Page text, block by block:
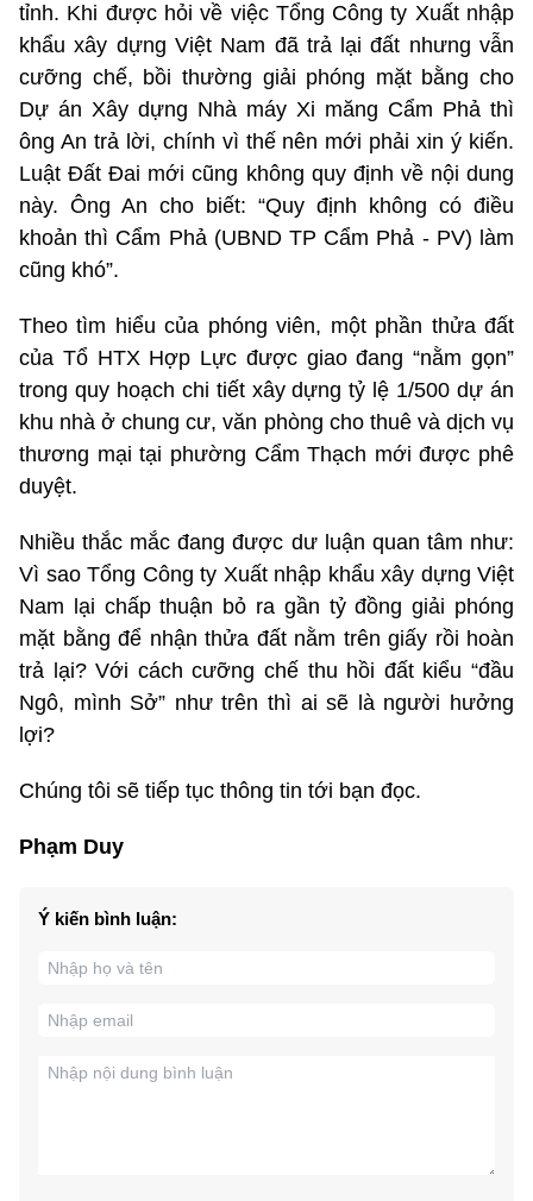
tỉnh. Khi được hỏi về việc Tổng Công ty Xuất nhập
khẩu xây dựng Việt Nam đã trả lại đất nhưng vẫn
cưỡng chế, bồi thường giải phóng mặt bằng cho
Dự án Xây dựng Nhà máy Xi măng Cẩm Phả thì
ông An trả lời, chính vì thế nên mới phải xin ý kiến.
Luật Đất Đai mới cũng không quy định về nội dung
này. Ông An cho biết: “Quy định không có điều
khoản thì Cẩm Phả (UBND TP Cẩm Phả - PV) làm
cũng khó”.
Theo tìm hiểu của phóng viên, một phần thửa đất
của Tổ HTX Hợp Lực được giao đang “nằm gọn”
trong quy hoạch chi tiết xây dựng tỷ lệ 1/500 dự án
khu nhà ở chung cư, văn phòng cho thuê và dịch vụ
thương mại tại phường Cẩm Thạch mới được phê
duyệt.
Nhiều thắc mắc đang được dư luận quan tâm như:
Vì sao Tổng Công ty Xuất nhập khẩu xây dựng Việt
Nam lại chấp thuận bỏ ra gần tỷ đồng giải phóng
mặt bằng để nhận thửa đất nằm trên giấy rồi hoàn
trả lại? Với cách cưỡng chế thu hồi đất kiểu “đầu
Ngô, mình Sở” như trên thì ai sẽ là người hưởng
lợi?
Chúng tôi sẽ tiếp tục thông tin tới bạn đọc.
Phạm Duy
Ý kiến bình luận: